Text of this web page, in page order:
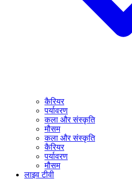
कैरियर
पर्यावरण
कला और संस्कृति
मौसम
कला और संस्कृति
कैरियर
पर्यावरण
मौसम
लाइव टीवी